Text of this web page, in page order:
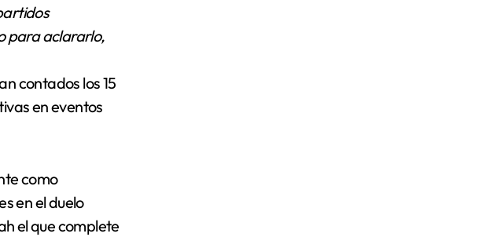
para aclararlo,
contados los 15
en eventos
como
en el duelo
el que complete